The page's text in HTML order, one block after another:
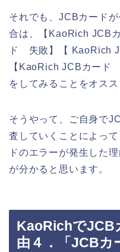
それでも、JCBカード
合は、【KaoRich JCB
ド 失敗】【 KaoRich
【KaoRich JCBカード
をしてみることをオスス
そうやって、ご自身で
査していくことによっ
ドのエラーが発生した
が分かると思います。
KaoRichでJCB
由４．「JCBカ